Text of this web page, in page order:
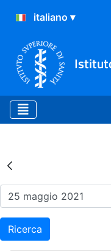
Risultati
Ricerca